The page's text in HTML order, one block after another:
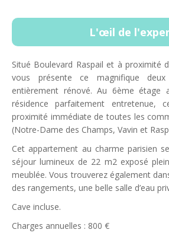
L'œil de
Situé Boulevard Raspail et à proximité
vous présente ce magnifique
entièrement rénové. Au 6ème étage
résidence parfaitement
proximité immédiate de toutes les
(Notre-Dame des Champs, Vavin et
Cet appartement au charme parisien
séjour lumineux de 22 m2 exposé
meublée. Vous trouverez également
des rangements, une belle salle d’eau
Cave incluse.
Charges annuelles : 800 €